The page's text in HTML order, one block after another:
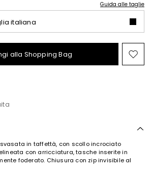
Guida alle taglie
italiana
alla Shopping Bag
in taffettà, con scollo incrociato
con arricciatura, tasche inserite in
foderato. Chiusura con zip invisibile al